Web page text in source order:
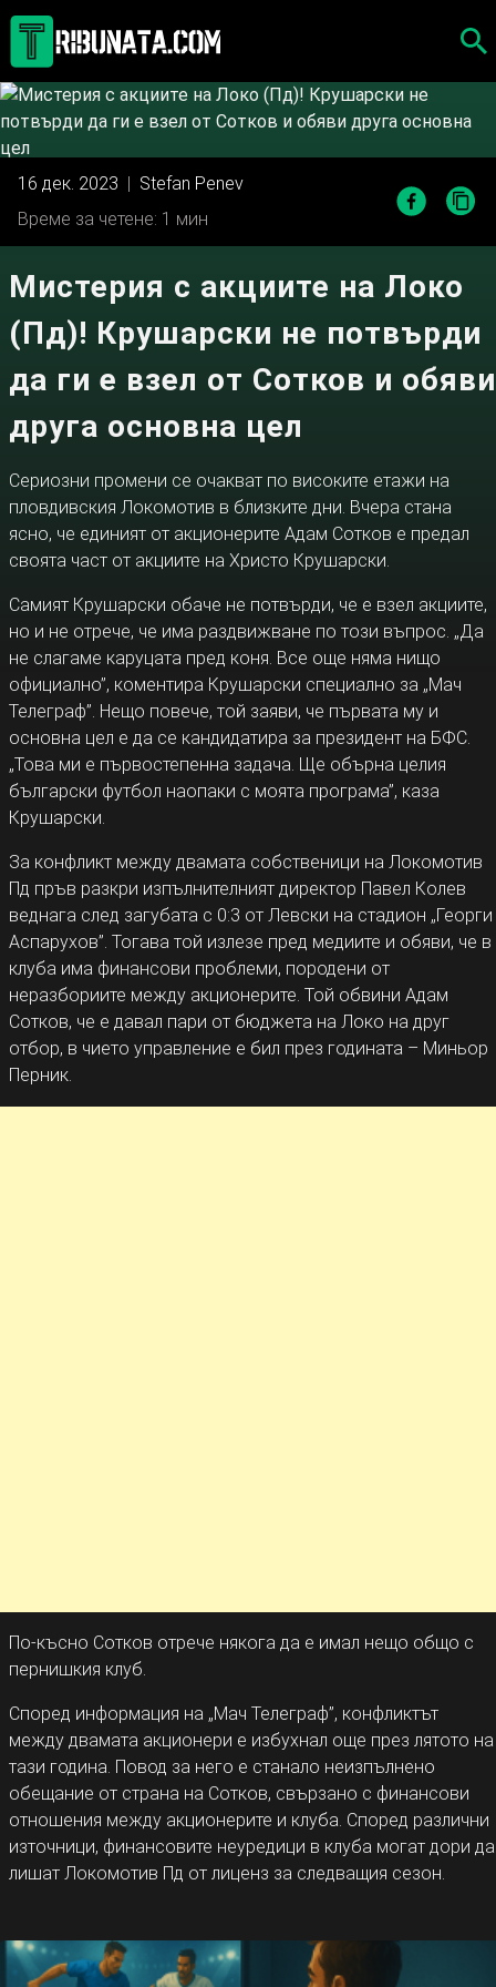
Skip
content
16 дек. 2023 | Stefan Penev
Време за четене: 1 мин
Мистерия с акциите на Локо
(Пд)! Крушарски не потвърди
да ги е взел от Сотков и обяви
друга основна цел
Сериозни промени се очакват по високите етажи на
пловдивския Локомотив в близките дни. Вчера стана
ясно, че единият от акционерите Адам Сотков е предал
своята част от акциите на Христо Крушарски.
Самият Крушарски обаче не потвърди, че е взел акциите,
но и не отрече, че има раздвижване по този въпрос. „Да
не слагаме каруцата пред коня. Все още няма нищо
официално”, коментира Крушарски специално за „Мач
Телеграф”. Нещо повече, той заяви, че първата му и
основна цел е да се кандидатира за президент на БФС.
„Това ми е първостепенна задача. Ще обърна целия
български футбол наопаки с моята програма”, каза
Крушарски.
За конфликт между двамата собственици на Локомотив
Пд пръв разкри изпълнителният директор Павел Колев
веднага след загубата с 0:3 от Левски на стадион „Георги
Аспарухов”. Тогава той излезе пред медиите и обяви, че в
клуба има финансови проблеми, породени от
неразбориите между акционерите. Той обвини Адам
Сотков, че е давал пари от бюджета на Локо на друг
отбор, в чието управление е бил през годината – Миньор
Перник.
По-късно Сотков отрече някога да е имал нещо общо с
пернишкия клуб.
Според информация на „Мач Телеграф”, конфликтът
между двамата акционери е избухнал още през лятото на
тази година. Повод за него е станало неизпълнено
обещание от страна на Сотков, свързано с финансови
отношения между акционерите и клуба. Според различни
източници, финансовите неуредици в клуба могат дори да
лишат Локомотив Пд от лиценз за следващия сезон.